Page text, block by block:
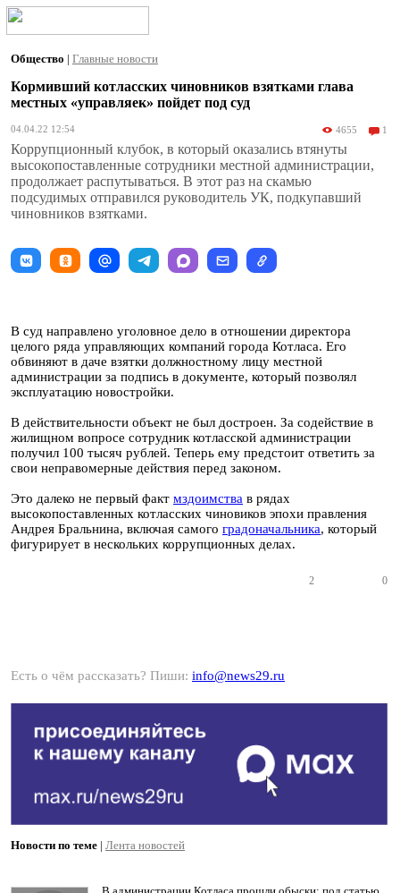
Общество | Главные новости
Кормивший котласских чиновников взятками глава
местных «управляек» пойдет под суд
04.04.22 12:54 4655 1
Коррупционный клубок, в который оказались втянуты
высокопоставленные сотрудники местной администрации,
продолжает распутываться. В этот раз на скамью
подсудимых отправился руководитель УК, подкупавший
чиновников взятками.
В суд направлено уголовное дело в отношении директора
целого ряда управляющих компаний города Котласа. Его
обвиняют в даче взятки должностному лицу местной
администрации за подпись в документе, который позволял
эксплуатацию новостройки.
В действительности объект не был достроен. За содействие в
жилищном вопросе сотрудник котласской администрации
получил 100 тысяч рублей. Теперь ему предстоит ответить за
свои неправомерные действия перед законом.
Это далеко не первый факт мздоимства в рядах
высокопоставленных котласских чиновиков эпохи правления
Андрея Бральнина, включая самого градоначальника, который
фигурирует в нескольких коррупционных делах.
2 0
Есть о чём рассказать? Пиши: info@news29.ru
Новости по теме | Лента новостей